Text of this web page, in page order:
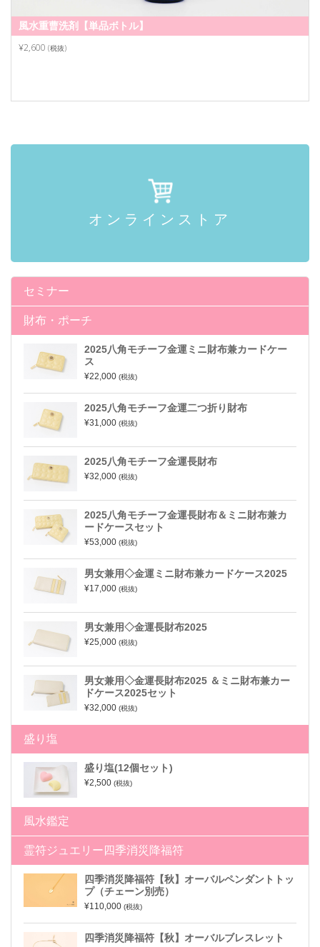
風水重曹洗剤【単品ボトル】
¥2,600 (税抜)
オンラインストア
セミナー
財布・ポーチ
2025八角モチーフ金運ミニ財布兼カードケー
ス
¥22,000 (税抜)
2025八角モチーフ金運二つ折り財布
¥31,000 (税抜)
2025八角モチーフ金運長財布
¥32,000 (税抜)
2025八角モチーフ金運長財布＆ミニ財布兼カ
ードケースセット
¥53,000 (税抜)
男女兼用◇金運ミニ財布兼カードケース2025
¥17,000 (税抜)
男女兼用◇金運長財布2025
¥25,000 (税抜)
男女兼用◇金運長財布2025 ＆ミニ財布兼カー
ドケース2025セット
¥32,000 (税抜)
盛り塩
盛り塩(12個セット)
¥2,500 (税抜)
風水鑑定
霊符ジュエリー四季消災降福符
四季消災降福符【秋】オーバルペンダントトッ
プ（チェーン別売）
¥110,000 (税抜)
四季消災降福符【秋】オーバルブレスレット